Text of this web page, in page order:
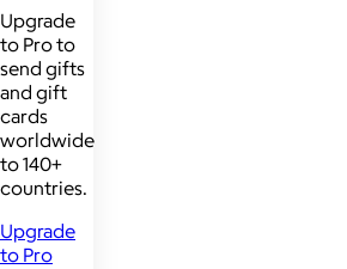
Upgrade
to Pro to
send gifts
and gift
cards
worldwide
to 140+
countries.
Upgrade
to Pro